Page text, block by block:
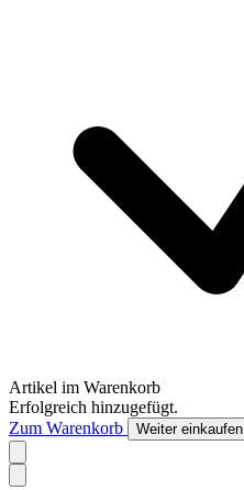
Artikel im Warenkorb
Erfolgreich hinzugefügt.
Zum Warenkorb
Weiter einkaufen